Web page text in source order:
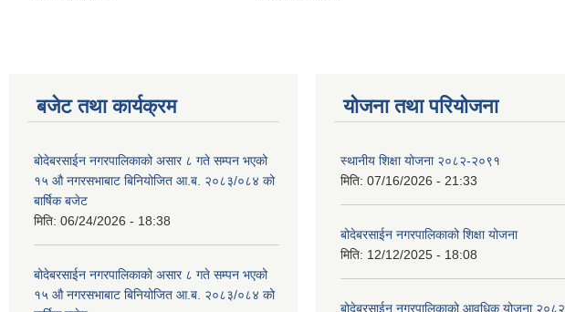
बजेट तथा कार्यक्रम
बोदेबरसाईन नगरपालिकाको असार ८ गते सम्पन भएको
१५ ‍‍‍औ नगरसभाबाट बिनियोजित आ.ब. २०८३/०८४ को
बार्षिक बजेट
मिति: 06/24/2026 - 18:38
बोदेबरसाईन नगरपालिकाको असार ८ गते सम्पन भएको
१५ ‍‍‍औ नगरसभाबाट बिनियोजित आ.ब. २०८३/०८४ को
योजना तथा परियोजना
स्थानीय शिक्षा योजना २०८२-२०९१
मिति: 07/16/2026 - 21:33
बोदेबरसाईन नगरपालिकाको शिक्षा योजना
मिति: 12/12/2025 - 18:08
बोदेबरसाईन नगरपालिकाको आवधिक योजना २०८२